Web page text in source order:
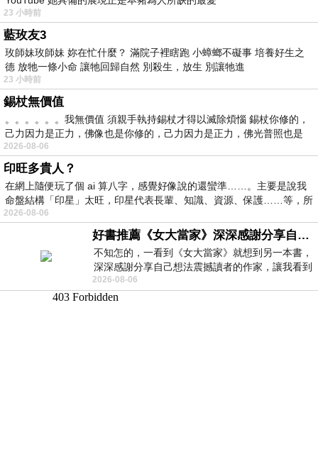
23 小時前
藍玫友3
玫師妹玫師妹 妳在忙什麼？ 滿院子裡瞎跑 小蟑螂不礙事 培養好生之
德 放牠一條小命 讓牠回歸自然 別殺生，放生 別讓牠進
23 小時前
錫杖無價值
。。。。。。我無價值 須親手執持錫杖才得以滅除煩惱 錫杖你修的，
己力因力是正力，佛像也是你修的，己力因力是正力，佛光普照也是
2026-08-06
印旺多貴人？
在網上隨便玩了個 ai 算八字，感覺好像說的還蠻準……。主要是說我
命盤結構「印星」太旺，印星代表長輩、知識、資源、保護……等，所
2026-08-06
好書推薦《女大當家》深深感謝分享自己想法震撼讀者的作家，讓我看到不同樣貌的家庭！
不知怎的，一看到《女大當家》就想到另一本書，
深深感謝分享自己想法震撼讀者的作家，讓我看到
不同樣貌的家庭！ 《女大
2026-08-06